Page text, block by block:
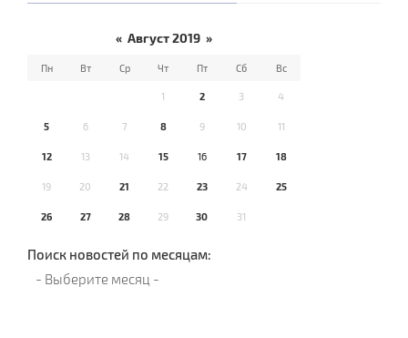
« Август 2019 »
Пн Вт Ср Чт Пт Сб Вс
1 2 3 4
5 6 7 8 9 10 11
12 13 14 15 16 17 18
19 20 21 22 23 24 25
26 27 28 29 30 31
Поиск новостей по месяцам: